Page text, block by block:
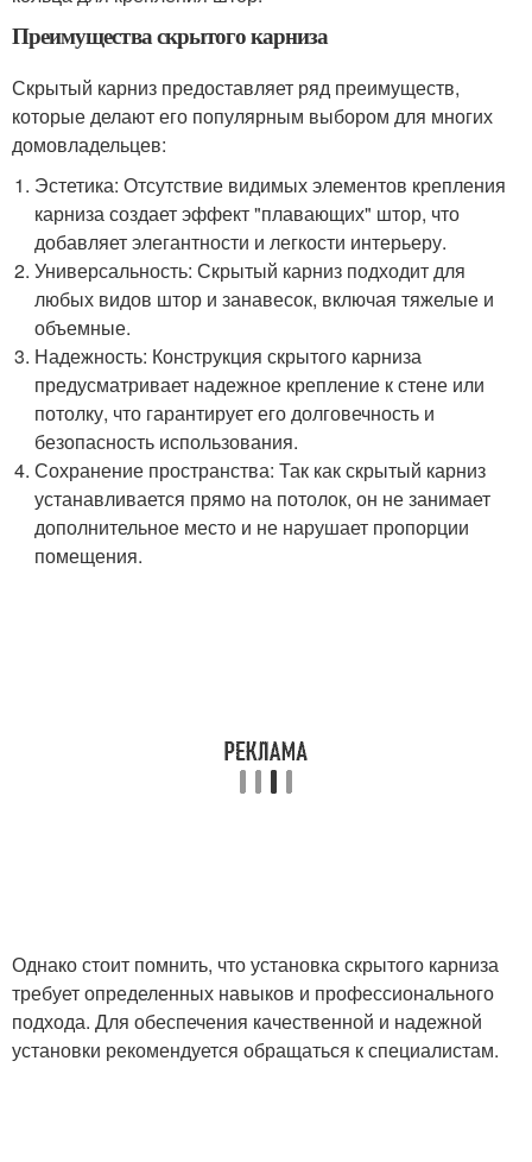
Преимущества скрытого карниза
Скрытый карниз предоставляет ряд преимуществ,
которые делают его популярным выбором для многих
домовладельцев:
Эстетика: Отсутствие видимых элементов крепления
карниза создает эффект "плавающих" штор, что
добавляет элегантности и легкости интерьеру.
Универсальность: Скрытый карниз подходит для
любых видов штор и занавесок, включая тяжелые и
объемные.
Надежность: Конструкция скрытого карниза
предусматривает надежное крепление к стене или
потолку, что гарантирует его долговечность и
безопасность использования.
Сохранение пространства: Так как скрытый карниз
устанавливается прямо на потолок, он не занимает
дополнительное место и не нарушает пропорции
помещения.
Однако стоит помнить, что установка скрытого карниза
требует определенных навыков и профессионального
подхода. Для обеспечения качественной и надежной
установки рекомендуется обращаться к специалистам.